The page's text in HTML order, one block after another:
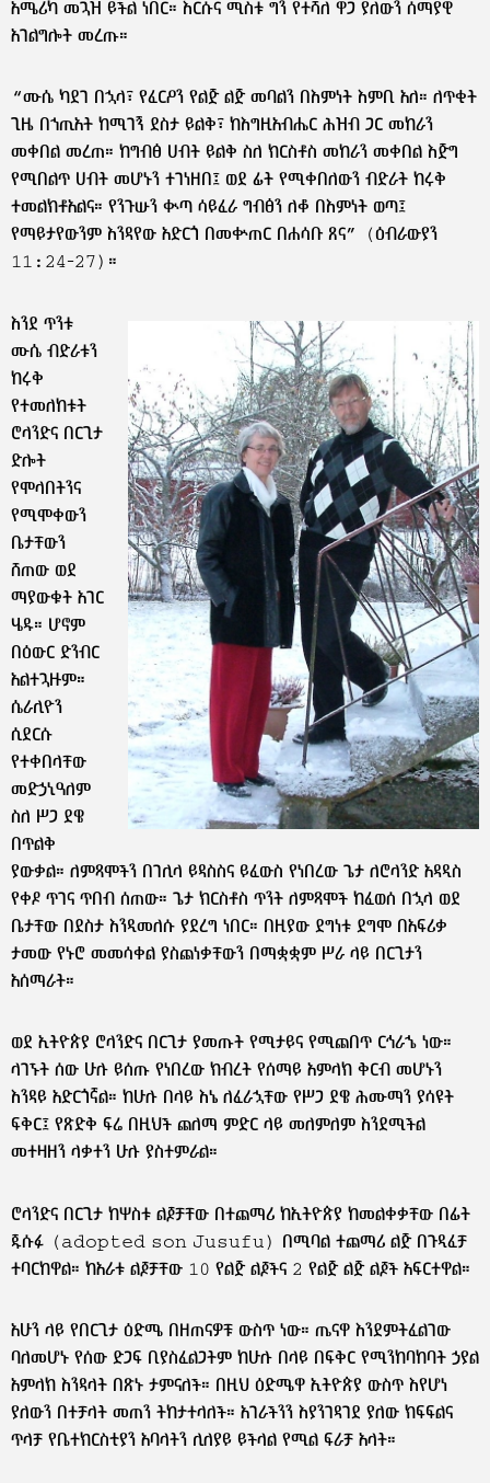
አሜሪካ መጓዝ ይችል ነበር። እርሱና ሚስቱ ግን የተሻለ ዋጋ ያለውን ሰማያዊ
አገልግሎት መረጡ።
“ሙሴ ካደገ በኋላ፣ የፈርዖን የልጅ ልጅ መባልን በእምነት እምቢ አለ። ለጥቂት
ጊዜ በኀጢአት ከሚገኝ ደስታ ይልቅ፣ ከእግዚአብሔር ሕዝብ ጋር መከራን
መቀበል መረጠ። ከግብፅ ሀብት ይልቅ ስለ ክርስቶስ መከራን መቀበል እጅግ
የሚበልጥ ሀብት መሆኑን ተገነዘበ፤ ወደ ፊት የሚቀበለውን ብድራት ከሩቅ
ተመልክቶአልና። የንጉሡን ቊጣ ሳይፈራ ግብፅን ለቆ በእምነት ወጣ፤
የማይታየውንም እንዳየው አድርጎ በመቍጠር በሐሳቡ ጸና” (ዕብራውያን
11:24-27)።
እንደ ጥንቱ
ሙሴ ብድራቱን
ከሩቅ
የተመለከቱት
ሮላንድና በርጊታ
ድሎት
የሞላበትንና
የሚሞቀውን
ቤታቸውን
ሸጠው ወደ
ማያውቁት አገር
ሄዱ። ሆኖም
በዕውር ድንብር
አልተጓዙም።
ሴራሊዮን
ሲደርሱ
የተቀበላቸው
መድኃኒዓለም
ስለ ሥጋ ደዌ
በጥልቅ
ያውቃል። ለምጻሞችን በገሊላ ይዳስስና ይፈውስ የነበረው ጌታ ለሮላንድ አዳዲስ
የቀዶ ጥገና ጥበብ ሰጠው። ጌታ ክርስቶስ ጥንት ለምጻሞች ከፈወሰ በኋላ ወደ
ቤታቸው በደስታ እንዲመለሱ ያደረግ ነበር። በዚያው ደግነቱ ደግሞ በአፍሪቃ
ታመው የኑሮ መመሳቀል ያስጨነቃቸውን በማቋቋም ሥራ ላይ በርጊታን
አሰማራት።
ወደ ኢትዮጵያ ሮላንድና በርጊታ ያመጡት የሚታይና የሚጨበጥ ርኅራኄ ነው።
ላገኙት ሰው ሁሉ ይሰጡ የነበረው ክብረት የሰማይ አምላክ ቅርብ መሆኑን
እንዳይ አድርጎኛል። ከሁሉ በላይ እኔ ለፈራኋቸው የሥጋ ደዌ ሕሙማን ያሳዩት
ፍቅር፤ የጽድቅ ፍሬ በዚህች ጨለማ ምድር ላይ መለምለም እንደሚችል
መተዛዘን ላቃተን ሁሉ ያስተምራል።
ሮላንድና በርጊታ ከሦስቱ ልጆቻቸው በተጨማሪ ከኢትዮጵያ ከመልቀቃቸው በፊት
ጁሱፉ (adopted son Jusufu) በሚባል ተጨማሪ ልጅ በጉዲፈቻ
ተባርከዋል። ከአራቱ ልጆቻቸው 10 የልጅ ልጆችና 2 የልጅ ልጅ ልጆች አፍርተዋል።
አሁን ላይ የበርጊታ ዕድሜ በዘጠናዎቹ ውስጥ ነው። ጤናዋ እንደምትፈልገው
ባለመሆኑ የሰው ድጋፍ ቢያስፈልጋትም ከሁሉ በላይ በፍቅር የሚንከባከባት ኃያል
አምላክ እንዳላት በጽኑ ታምናለች። በዚህ ዕድሜዋ ኢትዮጵያ ውስጥ እየሆነ
ያለውን በተቻላት መጠን ትከታተላለች። አገራችንን እያንገዳገደ ያለው ክፍፍልና
ጥላቻ የቤተክርስቲያን አባላትን ሊለያይ ይችላል የሚል ፍራቻ አላት።